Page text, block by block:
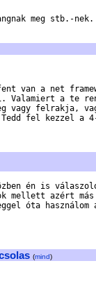
meg stb.-nek.
van a net
a te
vagy felrakja,
fel kezzel a
én is
mellett azért
óta
(mind)